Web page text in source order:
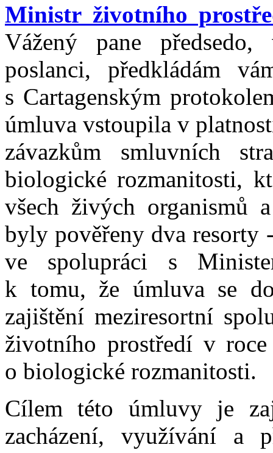
Ministr životního
Vážený pane
poslanci, předkládám
s Cartagenským
úmluva vstoupila v
závazkům smluvních
biologické rozmanitosti,
všech živých organismů
byly pověřeny dva
ve spolupráci s
k tomu, že úmluva se
zajištění meziresortní
životního prostředí v
o biologické rozmanitosti.
Cílem této úmluvy je
zacházení, využívání a